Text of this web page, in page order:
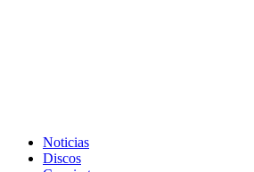
Noticias
Discos